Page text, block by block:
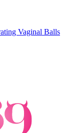
Vaginal Balls